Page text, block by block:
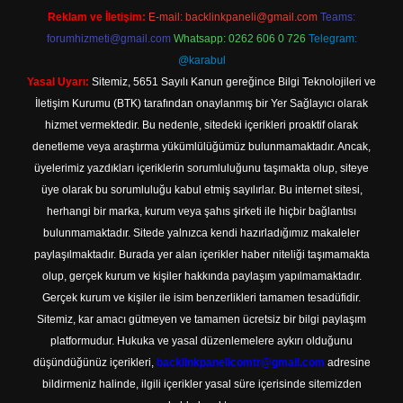
Reklam ve İletişim: E-mail: backlinkpaneli@gmail.com Teams:
forumhizmeti@gmail.com Whatsapp: 0262 606 0 726 Telegram:
@karabul
Yasal Uyarı: Sitemiz, 5651 Sayılı Kanun gereğince Bilgi Teknolojileri ve
İletişim Kurumu (BTK) tarafından onaylanmış bir Yer Sağlayıcı olarak
hizmet vermektedir. Bu nedenle, sitedeki içerikleri proaktif olarak
denetleme veya araştırma yükümlülüğümüz bulunmamaktadır. Ancak,
üyelerimiz yazdıkları içeriklerin sorumluluğunu taşımakta olup, siteye
üye olarak bu sorumluluğu kabul etmiş sayılırlar. Bu internet sitesi,
herhangi bir marka, kurum veya şahıs şirketi ile hiçbir bağlantısı
bulunmamaktadır. Sitede yalnızca kendi hazırladığımız makaleler
paylaşılmaktadır. Burada yer alan içerikler haber niteliği taşımamakta
olup, gerçek kurum ve kişiler hakkında paylaşım yapılmamaktadır.
Gerçek kurum ve kişiler ile isim benzerlikleri tamamen tesadüfidir.
Sitemiz, kar amacı gütmeyen ve tamamen ücretsiz bir bilgi paylaşım
platformudur. Hukuka ve yasal düzenlemelere aykırı olduğunu
düşündüğünüz içerikleri, backlinkpanelicomtr@gmail.com adresine
bildirmeniz halinde, ilgili içerikler yasal süre içerisinde sitemizden